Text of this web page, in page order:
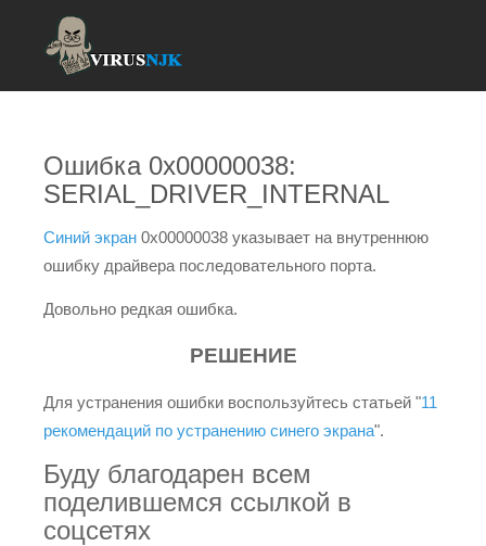
Ошибка 0x00000038:
SERIAL_DRIVER_INTERNAL
Синий экран 0x00000038 указывает на внутреннюю
ошибку драйвера последовательного порта.
Довольно редкая ошибка.
РЕШЕНИЕ
Для устранения ошибки воспользуйтесь статьей "11
рекомендаций по устранению синего экрана".
Буду благодарен всем
поделившемся ссылкой в
соцсетях